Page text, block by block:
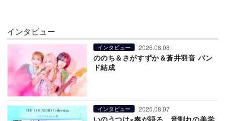
インタビュー
インタビュー 2026.08.08
ののち＆さがすずか＆蒼井羽音 バン
ド結成
インタビュー 2026.08.07
いのうつは×奏が語る、音割れの美学